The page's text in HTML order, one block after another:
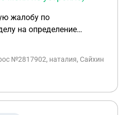
жалобу по
на определение
не устроило) через
меня устраивало)
указав что я должна
ее в кассационный суд,
куда направить
№2817902, наталия, Сайхин